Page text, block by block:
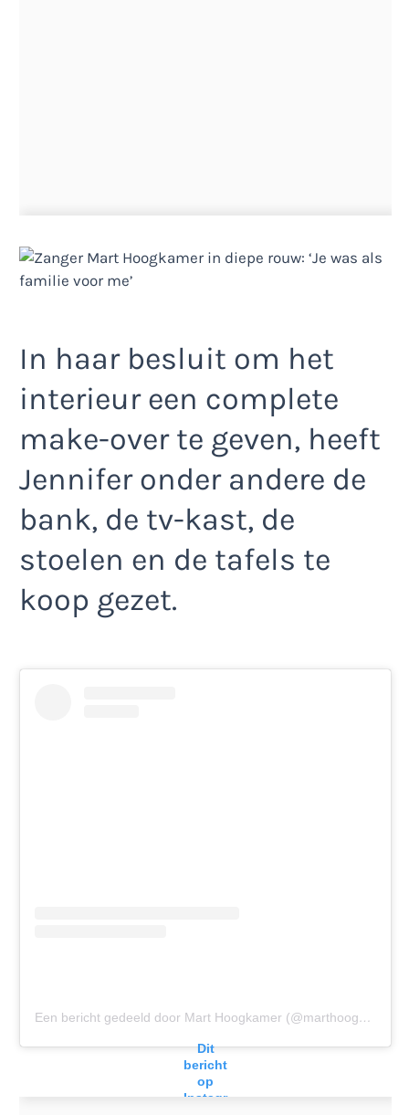
In haar besluit om het
interieur een complete
make-over te geven, heeft
Jennifer onder andere de
bank, de tv-kast, de
stoelen en de tafels te
koop gezet.
Dit
bericht
op
Instagr
Een bericht gedeeld door Mart Hoogkamer (@marthoogkamer)